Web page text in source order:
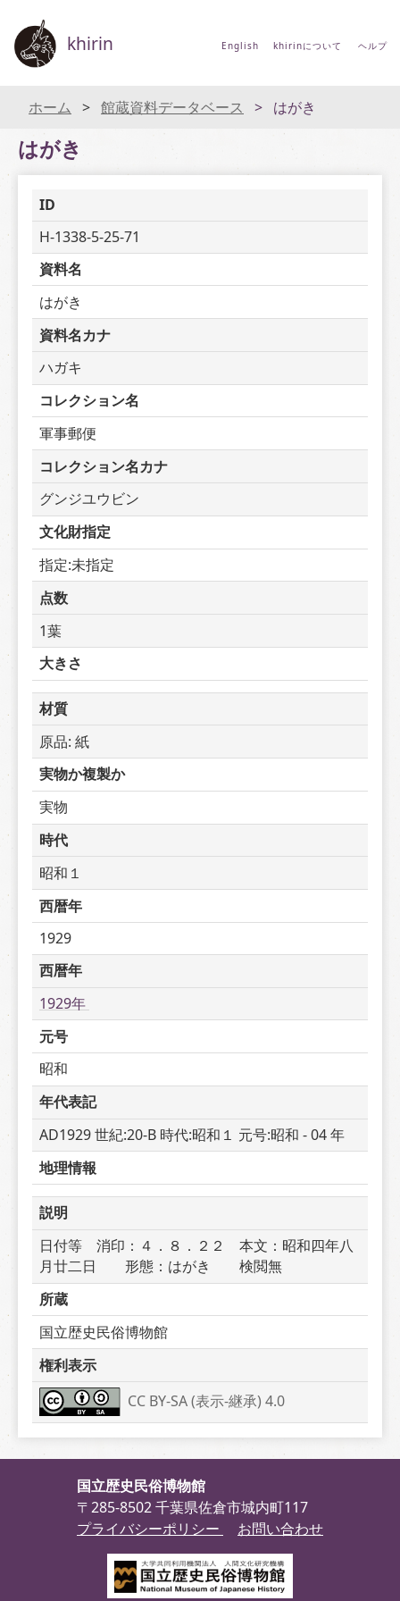
khirin English khirinについて ヘルプ
ホーム 館蔵資料データベース はがき
はがき
ID
H-1338-5-25-71
資料名
はがき
資料名カナ
ハガキ
コレクション名
軍事郵便
コレクション名カナ
グンジユウビン
文化財指定
指定:未指定
点数
1葉
大きさ
材質
原品: 紙
実物か複製か
実物
時代
昭和１
西暦年
1929
西暦年
1929年
元号
昭和
年代表記
AD1929 世紀:20-B 時代:昭和１ 元号:昭和 - 04 年
地理情報
説明
日付等　消印：４．８．２２　本文：昭和四年八
月廿二日　　形態：はがき　　検閲無
所蔵
国立歴史民俗博物館
権利表示
CC BY-SA (表示-継承) 4.0
国立歴史民俗博物館
〒285-8502 千葉県佐倉市城内町117
プライバシーポリシー
お問い合わせ